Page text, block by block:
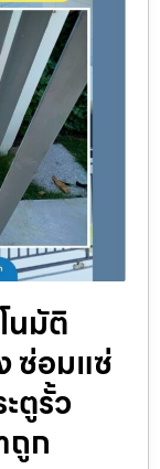
นมัติ
ซ่อมแซ่
ตูรั้ว
ถูก